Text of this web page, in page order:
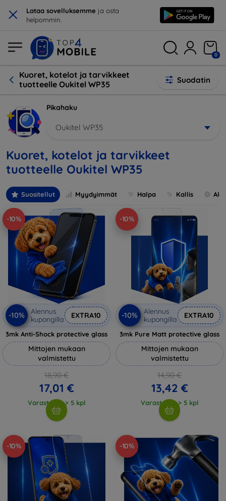
× Lataa sovelluksemme ja osta
helpommin.
0
Kuoret, kotelot ja tarvikkeet
tuotteelle Oukitel WP35
Suodatin
Pikahaku
Oukitel WP35
Kuoret, kotelot ja tarvikkeet
tuotteelle Oukitel WP35
Suositellut Myydyimmät Halpa Kallis
-10%
-10%
Alennus
kupongilla
EXTRA10
3mk Anti-Shock protective glass
Mittojen mukaan
valmistettu
18,90 €
17,01 €
Varastossa > 5 kpl
-10%
-10%
Alennus
kupongilla
EXTRA10
3mk Pure Matt protective glass
Mittojen mukaan
valmistettu
14,90 €
13,42 €
Varastossa > 5 kpl
-10% -10%